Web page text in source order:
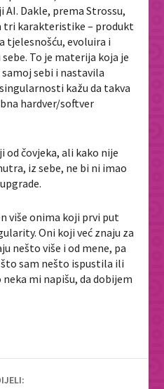
Dakle, prema Strossu,
tri karakteristike – produkt
tjelesnošću, evoluira i
To je materija koja je
sebi i nastavila
kažu da takva
hardver/softver
čovjeka, ali kako nije
iz sebe, ne bi ni imao
više onima koji prvi put
. Oni koji već znaju za
nešto više i od mene, pa
sam nešto ispustila ili
mi napišu, da dobijem